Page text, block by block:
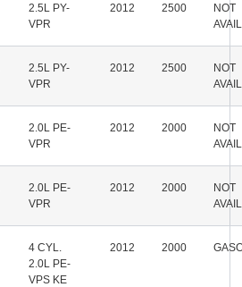
2.5L PY-
VPR
2012 2500
NOT
2.5L PY-
VPR
2012 2500
NOT
2.0L PE-
VPR
2012 2000
NOT
2.0L PE-
VPR
2012 2000
NOT
4 CYL.
2.0L PE-
VPS KE
2012 2000